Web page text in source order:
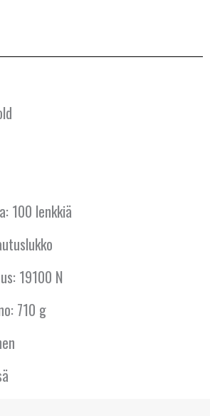
100 lenkkiä
19100 N
710 g